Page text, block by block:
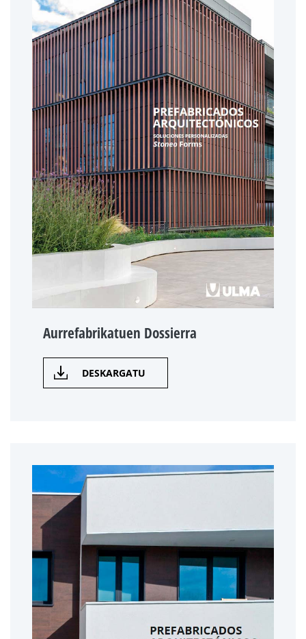
Aurrefabrikatuen Dossierra
DESKARGATU